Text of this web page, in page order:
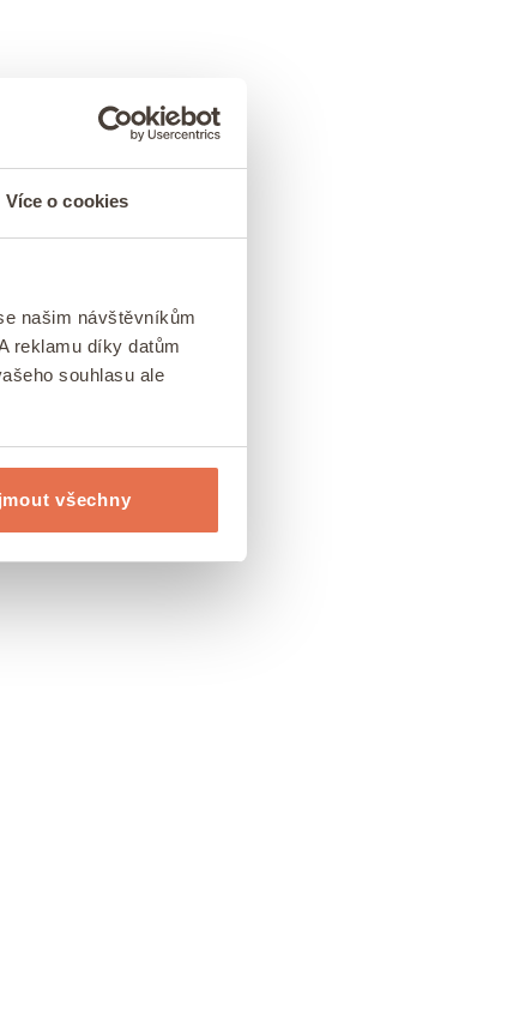
Více o cookies
našim návštěvníkům
reklamu díky datům
souhlasu ale
všechny